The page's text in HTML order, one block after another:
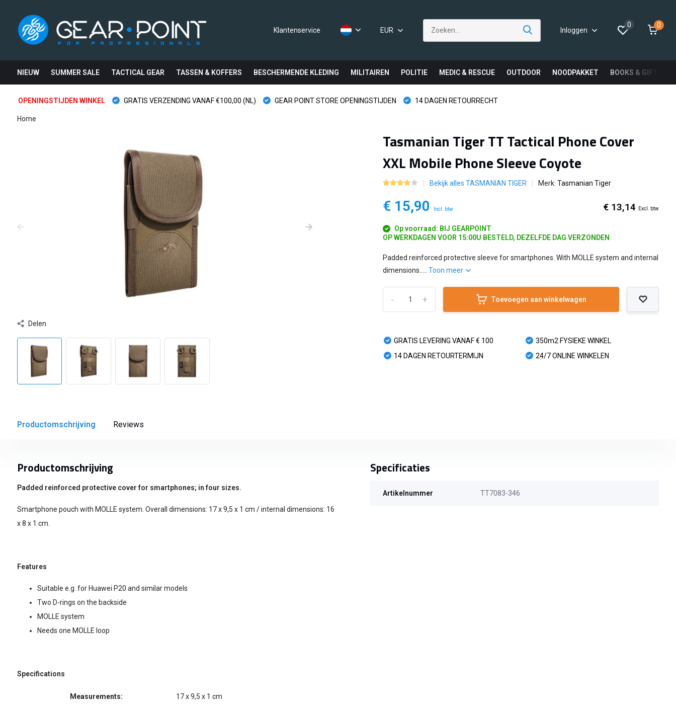
Klantenservice EUR Inloggen
0 0
NIEUW SUMMER SALE TACTICAL GEAR TASSEN & KOFFERS BESCHERMENDE KLEDING MILITAIREN POLITIE MEDIC & RESCUE OUTDOOR NOODPAKKET BOOKS & GIFTS
OPENINGSTIJDEN WINKEL GRATIS VERZENDING VANAF €100,00 (NL) GEAR POINT STORE OPENINGSTIJDEN 14 DAGEN RETOURRECHT
Home
Delen
Tasmanian Tiger TT Tactical Phone Cover
XXL Mobile Phone Sleeve Coyote
Bekijk alles TASMANIAN TIGER Merk:Tasmanian Tiger
€ 15,90 Incl. btw € 13,14 Excl. btw
Op voorraad: BIJ GEARPOINT
OP WERKDAGEN VOOR 15:00U BESTELD, DEZELFDE DAG VERZONDEN
Padded reinforced protective sleeve for smartphones. With MOLLE system and internal
dimensions.....Toon meer
+
- Toevoegen aan winkelwagen
GRATIS LEVERING VANAF € 100
14 DAGEN RETOURTERMIJN
350m2 FYSIEKE WINKEL
24/7 ONLINE WINKELEN
Productomschrijving Reviews
Productomschrijving
Padded reinforced protective cover for smartphones; in four sizes.
Smartphone pouch with MOLLE system. Overall dimensions: 17 x 9,5 x 1 cm / internal dimensions: 16
x 8 x 1 cm.
Features
Suitable e.g. for Huawei P20 and similar models
Two D-rings on the backside
MOLLE system
Needs one MOLLE loop
Specifications
Measurements:
17 x 9,5 x 1 cm
Specificaties
Artikelnummer TT7083-346